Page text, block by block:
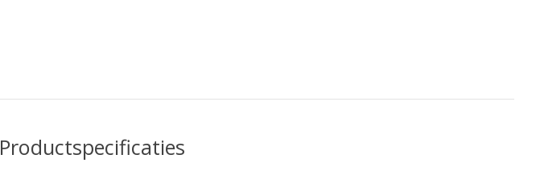
Productspecificaties